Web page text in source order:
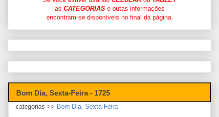
as CATEGORIASe outas informações
encontram-se disponíveis no final da página.
Bom Dia, Sexta-Feira - 1725
categorias >> Bom Dia, Sexta-Feira